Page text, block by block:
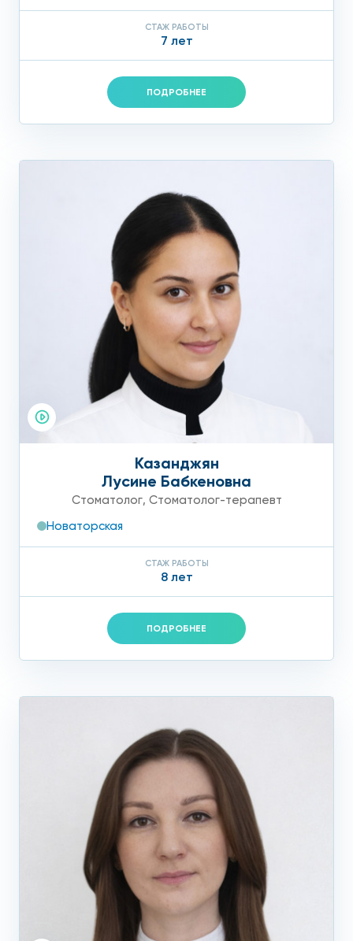
СТАЖ РАБОТЫ
7 лет
ПОДРОБНЕЕ
Казанджян
Лусине Бабкеновна
Стоматолог, Стоматолог-терапевт
Новаторская
СТАЖ РАБОТЫ
8 лет
ПОДРОБНЕЕ